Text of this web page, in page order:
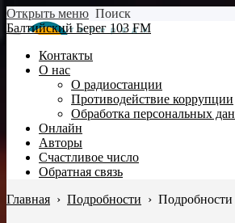
Открыть меню Поиск
Балтийский Берег 103 FM
Контакты
О нас
О радиостанции
Противодействие коррупции
Обработка персональных
Онлайн
Авторы
Счастливое число
Обратная связь
Главная › Подробности ›